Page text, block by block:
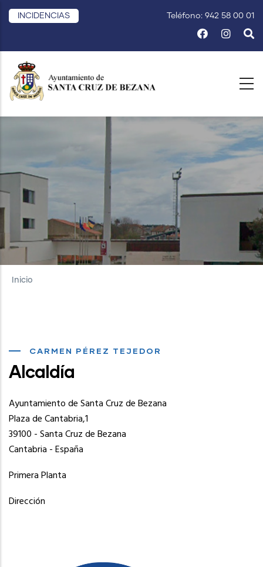
Pasar
principal
INCIDENCIAS Teléfono: 942 58 00 01
Inicio
CARMEN PÉREZ TEJEDOR
Alcaldía
Ayuntamiento de Santa Cruz de Bezana
Plaza de Cantabria,1
39100 - Santa Cruz de Bezana
Cantabria - España
Primera Planta
Dirección